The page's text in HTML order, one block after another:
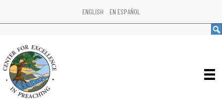
ENGLISH EN ESPAÑOL